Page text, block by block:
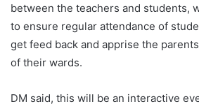
between the teachers and students,
to ensure regular attendance of
get feed back and apprise the
of their wards.
DM said, this will be an interactive